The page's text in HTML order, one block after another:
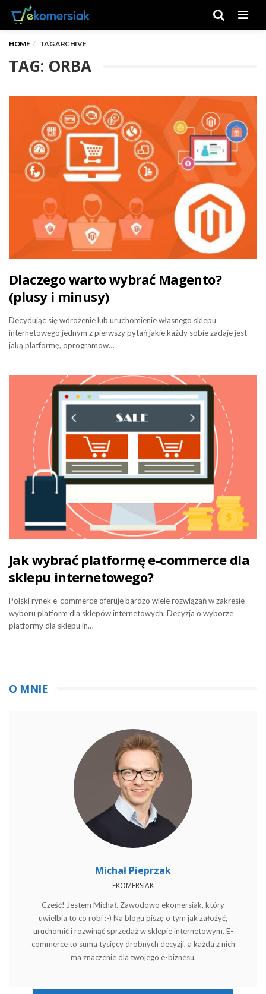
HOME TAG ARCHIVE
TAG: ORBA
Dlaczego warto wybrać Magento?
(plusy i minusy)
Decydując się wdrożenie lub uruchomienie własnego sklepu
internetowego jednym z pierwszy pytań jakie każdy sobie zadaje jest
jaką platformę, oprogramow…
Jak wybrać platformę e-commerce dla
sklepu internetowego?
Polski rynek e-commerce oferuje bardzo wiele rozwiązań w zakresie
wyboru platform dla sklepów internetowych. Decyzja o wyborze
platformy dla sklepu in…
O MNIE
Michał Pieprzak
EKOMERSIAK
Cześć! Jestem Michał. Zawodowo ekomersiak, który
uwielbia to co robi :-) Na blogu piszę o tym jak założyć,
uruchomić i rozwinąć sprzedaż w sklepie internetowym. E-
commerce to suma tysięcy drobnych decyzji, a każda z nich
ma znaczenie dla twojego e-biznesu.